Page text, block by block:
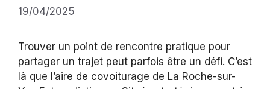
19/04/2025
Trouver un point de rencontre pratique pour
partager un trajet peut parfois être un défi. C’est
là que l’aire de covoiturage de La Roche-sur-